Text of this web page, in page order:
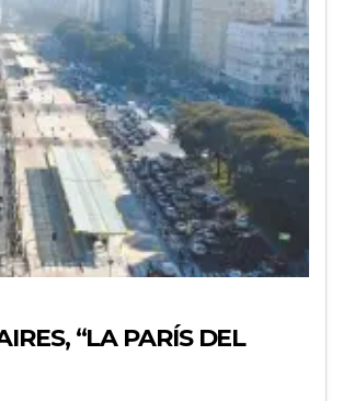
“LA PARÍS DEL